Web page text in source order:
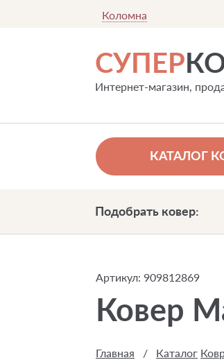
Коломна
СУПЕР
Интернет-магазин,
КАТАЛОГ
Подобрать ковер:
Артикул: 909812869
Ковер
Главная / Каталог